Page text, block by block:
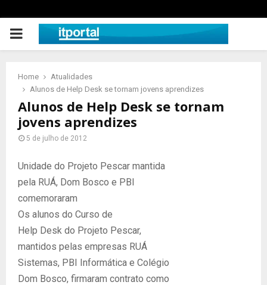
PRIMARY
Home
Atualidades
Alunos de Help Desk se tornam jovens aprendizes
Alunos de Help Desk se tornam
jovens aprendizes
5 de julho de 2012
Unidade do Projeto Pescar mantida
pela RUÁ, Dom Bosco e PBI
comemoraram
Os alunos do Curso de
Help Desk do Projeto Pescar,
mantidos pelas empresas RUÁ
Sistemas, PBI Informática e Colégio
Dom Bosco, firmaram contrato como